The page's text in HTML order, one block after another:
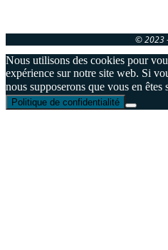
© 2023
Nous utilisons des cookies pour
expérience sur notre site web. Si
nous supposerons que vous en êtes
Politique de confidentialité